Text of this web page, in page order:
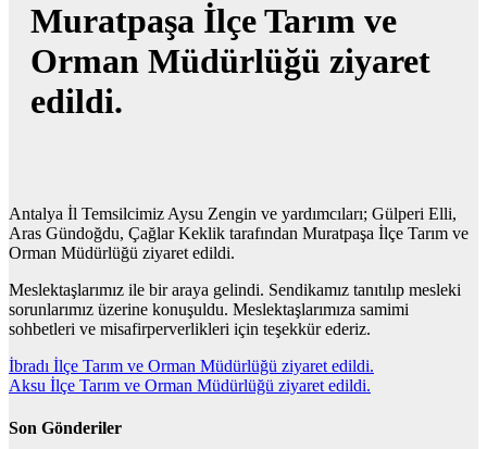
Muratpaşa İlçe Tarım ve
Orman Müdürlüğü ziyaret
edildi.
Antalya İl Temsilcimiz Aysu Zengin ve yardımcıları; Gülperi Elli,
Aras Gündoğdu, Çağlar Keklik tarafından Muratpaşa İlçe Tarım ve
Orman Müdürlüğü ziyaret edildi.
Meslektaşlarımız ile bir araya gelindi. Sendikamız tanıtılıp mesleki
sorunlarımız üzerine konuşuldu. Meslektaşlarımıza samimi
sohbetleri ve misafirperverlikleri için teşekkür ederiz.
Yazı
gezinmesi
İbradı İlçe Tarım ve Orman Müdürlüğü ziyaret edildi.
Aksu İlçe Tarım ve Orman Müdürlüğü ziyaret edildi.
Son Gönderiler